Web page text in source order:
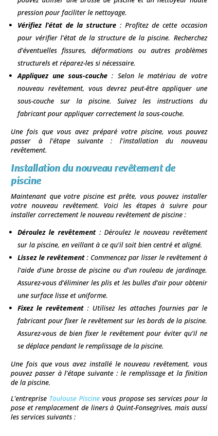
pression pour faciliter le nettoyage.
Vérifiez l’état de la structure : Profitez de cette occasion
pour vérifier l’état de la structure de la piscine. Recherchez
d’éventuelles fissures, déformations ou autres problèmes
structurels et réparez-les si nécessaire.
Appliquez une sous-couche : Selon le matériau de votre
nouveau revêtement, vous devrez peut-être appliquer une
sous-couche sur la piscine. Suivez les instructions du
fabricant pour appliquer correctement la sous-couche.
Une fois que vous avez préparé votre piscine, vous pouvez
passer à l’étape suivante : l’installation du nouveau
revêtement.
Installation du nouveau revêtement de
piscine
Maintenant que votre piscine est prête, vous pouvez installer
votre nouveau revêtement. Voici les étapes à suivre pour
installer correctement le nouveau revêtement de piscine :
Déroulez le revêtement : Déroulez le nouveau revêtement
sur la piscine, en veillant à ce qu’il soit bien centré et aligné.
Lissez le revêtement : Commencez par lisser le revêtement à
l’aide d’une brosse de piscine ou d’un rouleau de jardinage.
Assurez-vous d’éliminer les plis et les bulles d’air pour obtenir
une surface lisse et uniforme.
Fixez le revêtement : Utilisez les attaches fournies par le
fabricant pour fixer le revêtement sur les bords de la piscine.
Assurez-vous de bien fixer le revêtement pour éviter qu’il ne
se déplace pendant le remplissage de la piscine.
Une fois que vous avez installé le nouveau revêtement, vous
pouvez passer à l’étape suivante : le remplissage et la finition
de la piscine.
L’entreprise Toulouse Piscine vous propose ses services pour la
pose et remplacement de liners à Quint-Fonsegrives, mais aussi
les services suivants :